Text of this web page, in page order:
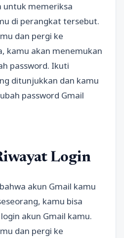
untuk memeriksa
di perangkat tersebut.
dan pergi ke
kamu akan menemukan
password. Ikuti
ditunjukkan dan kamu
password Gmail
Login
akun Gmail kamu
kamu bisa
akun Gmail kamu.
dan pergi ke